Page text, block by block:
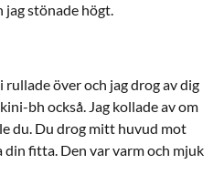
jag stönade högt.
över och jag drog av dig
bh också. Jag kollade av om
du. Du drog mitt huvud mot
fitta. Den var varm och mjuk